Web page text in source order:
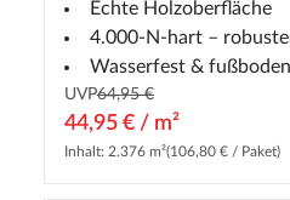
Echte Holzoberfläche
4.000-N-hart –
Wasserfest &
UVP64,95 €
44,95 € / m²
Inhalt: 2.376 m²(106,80 € / Paket)